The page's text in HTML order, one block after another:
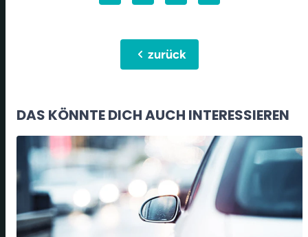
chevron_leftzurück
DAS KÖNNTE DICH AUCH INTERESSIEREN